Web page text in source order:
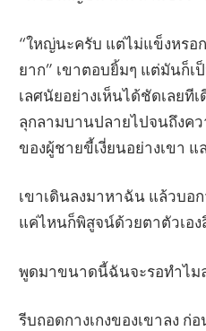
“ใหญ่นะครับ แต่ไม่แข็งหรอ
ยาก” เขาตอบยิ้มๆ แต่มันก็เ
เลศนัยอย่างเห็นได้ชัดเลยที
ลุกลามบานปลายไปจนถึงค
ของผู้ชายขี้เงี่ยนอย่างเขา
เขาเดินลงมาหาฉัน แล้วบอ
แค่ไหนก็พิสูจน์ด้วยตาตัวเอง
พูดมาขนาดนี้ฉันจะรอทำไม
รีบถอดกางเกงของเขาลง